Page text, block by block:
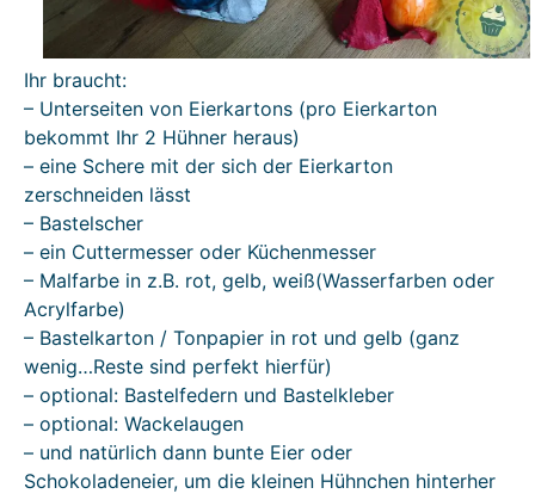
Ihr braucht:
– Unterseiten von Eierkartons (pro Eierkarton
bekommt Ihr 2 Hühner heraus)
– eine Schere mit der sich der Eierkarton
zerschneiden lässt
– Bastelscher
– ein Cuttermesser oder Küchenmesser
– Malfarbe in z.B. rot, gelb, weiß(Wasserfarben oder
Acrylfarbe)
– Bastelkarton / Tonpapier in rot und gelb (ganz
wenig…Reste sind perfekt hierfür)
– optional: Bastelfedern und Bastelkleber
– optional: Wackelaugen
– und natürlich dann bunte Eier oder
Schokoladeneier, um die kleinen Hühnchen hinterher